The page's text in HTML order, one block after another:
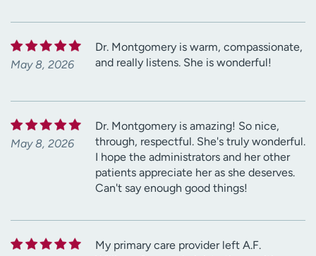
May 8, 2026
Dr. Montgomery is warm, compassionate,
and really listens. She is wonderful!
May 8, 2026
Dr. Montgomery is amazing! So nice,
through, respectful. She's truly wonderful.
I hope the administrators and her other
patients appreciate her as she deserves.
Can't say enough good things!
My primary care provider left A.F.